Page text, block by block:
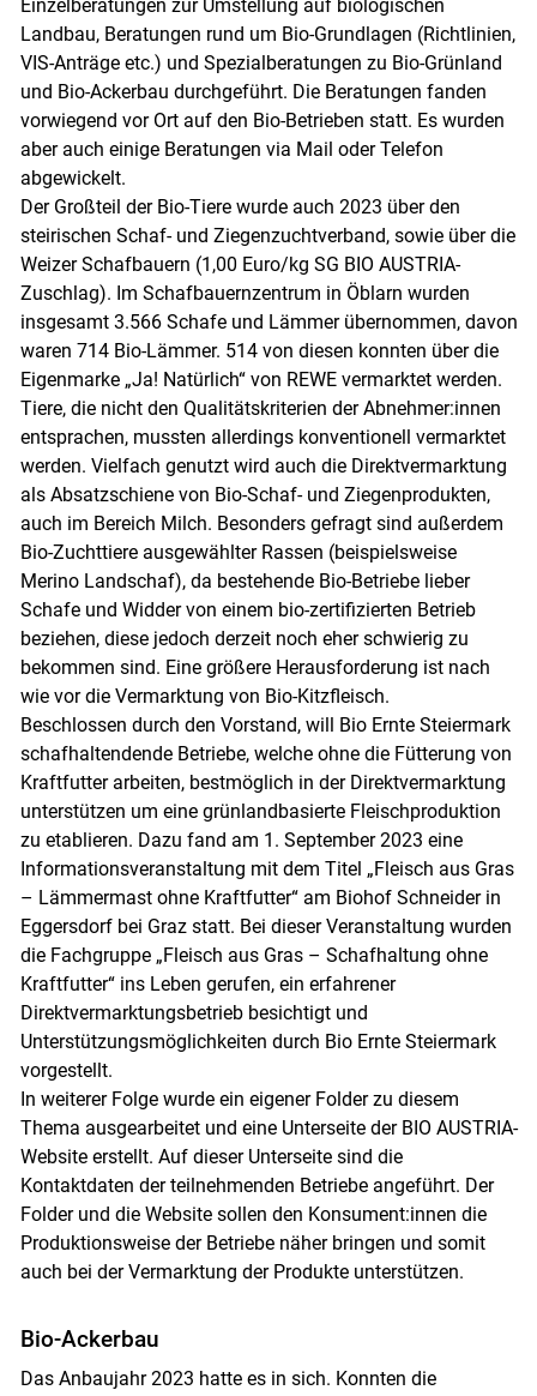
Einzelberatungen zur Umstellung auf biologischen
Landbau, Beratungen rund um Bio-Grundlagen (Richtlinien,
VIS-Anträge etc.) und Spezialberatungen zu Bio-Grünland
und Bio-Ackerbau durchgeführt. Die Beratungen fanden
vorwiegend vor Ort auf den Bio-Betrieben statt. Es wurden
aber auch einige Beratungen via Mail oder Telefon
abgewickelt.
Der Großteil der Bio-Tiere wurde auch 2023 über den
steirischen Schaf- und Ziegenzuchtverband, sowie über die
Weizer Schafbauern (1,00 Euro/kg SG BIO AUSTRIA-
Zuschlag). Im Schafbauernzentrum in Öblarn wurden
insgesamt 3.566 Schafe und Lämmer übernommen, davon
waren 714 Bio-Lämmer. 514 von diesen konnten über die
Eigenmarke „Ja! Natürlich“ von REWE vermarktet werden.
Tiere, die nicht den Qualitätskriterien der Abnehmer:innen
entsprachen, mussten allerdings konventionell vermarktet
werden. Vielfach genutzt wird auch die Direktvermarktung
als Absatzschiene von Bio-Schaf- und Ziegenprodukten,
auch im Bereich Milch. Besonders gefragt sind außerdem
Bio-Zuchttiere ausgewählter Rassen (beispielsweise
Merino Landschaf), da bestehende Bio-Betriebe lieber
Schafe und Widder von einem bio-zertifizierten Betrieb
beziehen, diese jedoch derzeit noch eher schwierig zu
bekommen sind. Eine größere Herausforderung ist nach
wie vor die Vermarktung von Bio-Kitzfleisch.
Beschlossen durch den Vorstand, will Bio Ernte Steiermark
schafhaltendende Betriebe, welche ohne die Fütterung von
Kraftfutter arbeiten, bestmöglich in der Direktvermarktung
unterstützen um eine grünlandbasierte Fleischproduktion
zu etablieren. Dazu fand am 1. September 2023 eine
Informationsveranstaltung mit dem Titel „Fleisch aus Gras
– Lämmermast ohne Kraftfutter“ am Biohof Schneider in
Eggersdorf bei Graz statt. Bei dieser Veranstaltung wurden
die Fachgruppe „Fleisch aus Gras – Schafhaltung ohne
Kraftfutter“ ins Leben gerufen, ein erfahrener
Direktvermarktungsbetrieb besichtigt und
Unterstützungsmöglichkeiten durch Bio Ernte Steiermark
vorgestellt.
In weiterer Folge wurde ein eigener Folder zu diesem
Thema ausgearbeitet und eine Unterseite der BIO AUSTRIA-
Website erstellt. Auf dieser Unterseite sind die
Kontaktdaten der teilnehmenden Betriebe angeführt. Der
Folder und die Website sollen den Konsument:innen die
Produktionsweise der Betriebe näher bringen und somit
auch bei der Vermarktung der Produkte unterstützen.
Bio-Ackerbau
Das Anbaujahr 2023 hatte es in sich. Konnten die